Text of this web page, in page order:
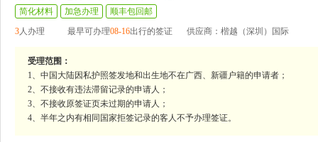
简化材料
加急办理
顺丰包回邮
3人办理 最早可办理08-16出行的签证 供应商：楷越（深圳）国际
受理范围：
1、中国大陆因私护照签发地和出生地不在广西、新疆户籍的申请者；
2、不接收有违法滞留记录的申请人；
3、不接收原签证页未过期的申请人；
4、半年之内有相同国家拒签记录的客人不予办理签证。